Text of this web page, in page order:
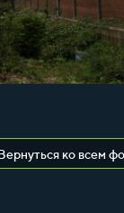
ко всем